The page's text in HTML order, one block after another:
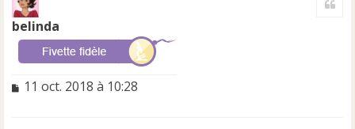
belinda
M11 oct. 2018 à 10:28